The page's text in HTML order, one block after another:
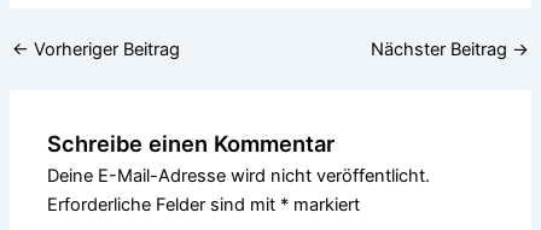
← Vorheriger Beitrag Nächster Beitrag →
Schreibe einen Kommentar
Deine E-Mail-Adresse wird nicht veröffentlicht.
Erforderliche Felder sind mit * markiert